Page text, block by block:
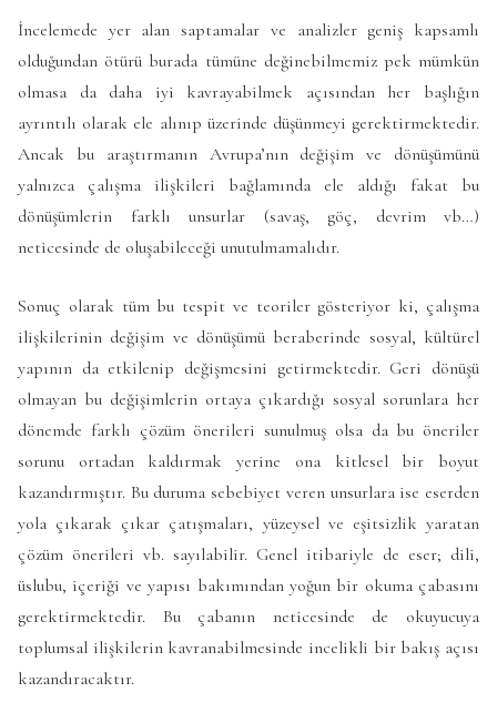
İncelemede yer alan saptamalar ve analizler geniş kapsamlı
olduğundan ötürü burada tümüne değinebilmemiz pek mümkün
olmasa da daha iyi kavrayabilmek açısından her başlığın
ayrıntılı olarak ele alınıp üzerinde düşünmeyi gerektirmektedir.
Ancak bu araştırmanın Avrupa’nın değişim ve dönüşümünü
yalnızca çalışma ilişkileri bağlamında ele aldığı fakat bu
dönüşümlerin farklı unsurlar (savaş, göç, devrim vb…)
neticesinde de oluşabileceği unutulmamalıdır.
Sonuç olarak tüm bu tespit ve teoriler gösteriyor ki, çalışma
ilişkilerinin değişim ve dönüşümü beraberinde sosyal, kültürel
yapının da etkilenip değişmesini getirmektedir. Geri dönüşü
olmayan bu değişimlerin ortaya çıkardığı sosyal sorunlara her
dönemde farklı çözüm önerileri sunulmuş olsa da bu öneriler
sorunu ortadan kaldırmak yerine ona kitlesel bir boyut
kazandırmıştır. Bu duruma sebebiyet veren unsurlara ise eserden
yola çıkarak çıkar çatışmaları, yüzeysel ve eşitsizlik yaratan
çözüm önerileri vb. sayılabilir. Genel itibariyle de eser; dili,
üslubu, içeriği ve yapısı bakımından yoğun bir okuma çabasını
gerektirmektedir. Bu çabanın neticesinde de okuyucuya
toplumsal ilişkilerin kavranabilmesinde incelikli bir bakış açısı
kazandıracaktır.